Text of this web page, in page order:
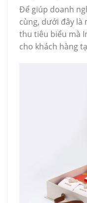
Để giúp doanh
cùng, dưới đây
thu tiêu biểu mà
cho khách hàng